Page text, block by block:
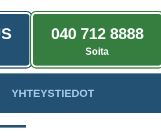
040 712 8888
Soita
YHTEYSTIEDOT